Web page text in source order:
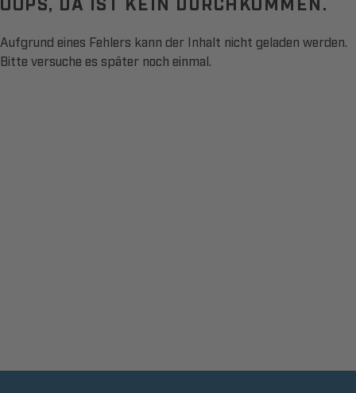
Aufgrund eines Fehlers kann der Inhalt nicht geladen werden.
Bitte versuche es später noch einmal.